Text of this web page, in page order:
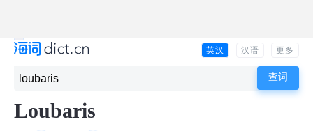
英汉 汉语 更多
Loubaris